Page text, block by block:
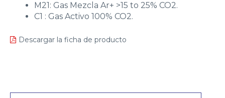
M21: Gas Mezcla Ar+ >15 to 25% CO2.
C1 : Gas Activo 100% CO2.
Descargar la ficha de producto